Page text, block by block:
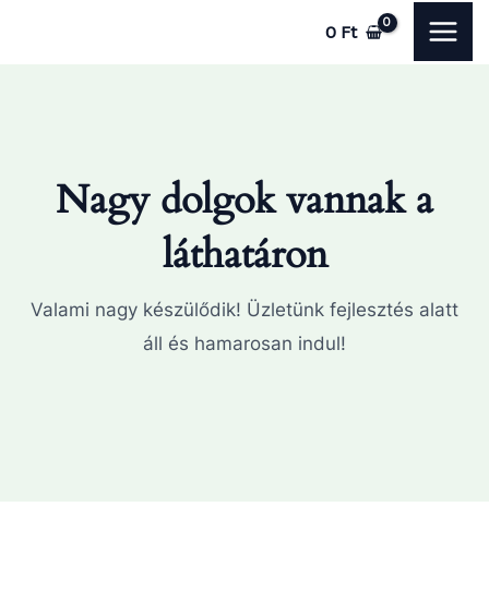
0 Ft
Nagy dolgok vannak a
láthatáron
Valami nagy készülődik! Üzletünk fejlesztés alatt
áll és hamarosan indul!